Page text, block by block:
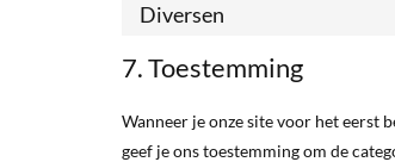
Diversen
7. Toestemming
Wanneer je onze site voor het eerst
geef je ons toestemming om de